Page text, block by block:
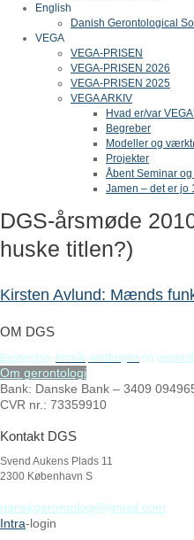
English
Danish Gerontological
VEGA
VEGA-PRISEN
VEGA-PRISEN 2026
VEGA-PRISEN 2025
VEGA ARKIV
Hvad er/var
Begreber
Modeller og
Projekter
Åbent Seminar
Jamen – det er jo
DGS-årsmøde
huske titlen?)
Kirsten Avlund: Mænds
OM DGS
Bestyrelse formål, vedtægter og
Om gerontologi
Bank: Danske Bank – 3409
CVR nr.: 73359910
Kontakt DGS
Svend Aukens Plads 11
2300 København S
danskgerontologi@gmail.com
Intra-login